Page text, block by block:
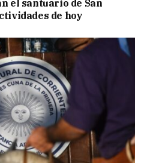
el santuario de San
de hoy